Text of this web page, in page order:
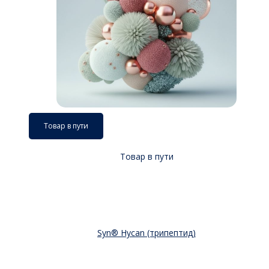
Товар в пути
Товар в пути
Syn® Hycan (трипептид)